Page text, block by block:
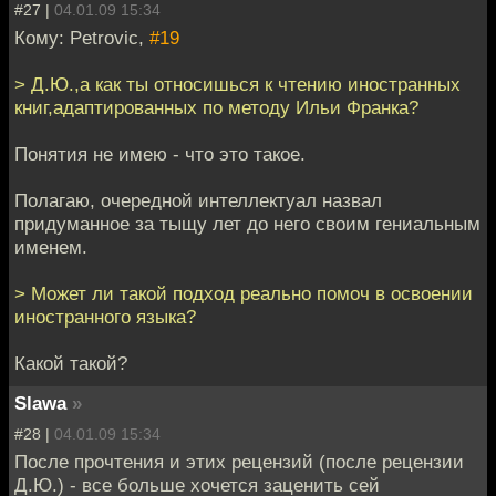
#27 | 04.01.09 15:34
Кому: Petrovic, #19
> Д.Ю.,а как ты относишься к чтению иностранных
книг,адаптированных по методу Ильи Франка?
Понятия не имею - что это такое.
Полагаю, очередной интеллектуал назвал
придуманное за тыщу лет до него своим гениальным
именем.
> Может ли такой подход реально помоч в освоении
иностранного языка?
Какой такой?
Slawa »
#28 | 04.01.09 15:34
После прочтения и этих рецензий (после рецензии
Д.Ю.) - все больше хочется заценить сей